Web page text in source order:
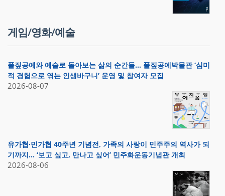
게임/영화/예술
풀짚공예와 예술로 돌아보는 삶의 순간들… 풀짚공예박물관 ‘심미
적 경험으로 엮는 인생바구니’ 운영 및 참여자 모집
2026-08-07
유가협·민가협 40주년 기념전, 가족의 사랑이 민주주의 역사가 되
기까지… ‘보고 싶고, 만나고 싶어’ 민주화운동기념관 개최
2026-08-06